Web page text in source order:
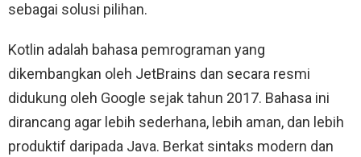
sebagai solusi pilihan.
Kotlin adalah bahasa pemrograman yang
dikembangkan oleh JetBrains dan secara resmi
didukung oleh Google sejak tahun 2017. Bahasa ini
dirancang agar lebih sederhana, lebih aman, dan lebih
produktif daripada Java. Berkat sintaks modern dan